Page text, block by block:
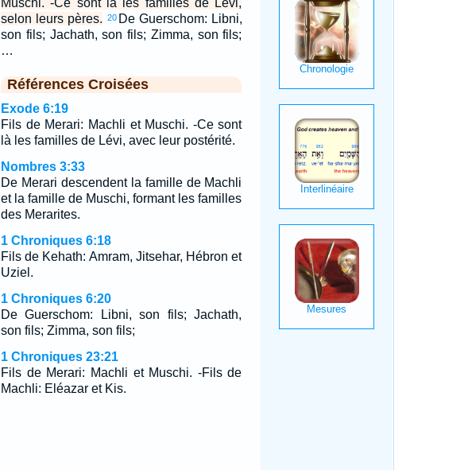
Muschi. -Ce sont là les familles de Lévi,
selon leurs pères. 20 De Guerschom: Libni,
son fils; Jachath, son fils; Zimma, son fils;
…
Références Croisées
Exode 6:19
Fils de Merari: Machli et Muschi. -Ce sont
là les familles de Lévi, avec leur postérité.
Nombres 3:33
De Merari descendent la famille de Machli
et la famille de Muschi, formant les familles
des Merarites.
1 Chroniques 6:18
Fils de Kehath: Amram, Jitsehar, Hébron et
Uziel.
1 Chroniques 6:20
De Guerschom: Libni, son fils; Jachath,
son fils; Zimma, son fils;
1 Chroniques 23:21
Fils de Merari: Machli et Muschi. -Fils de
Machli: Eléazar et Kis.